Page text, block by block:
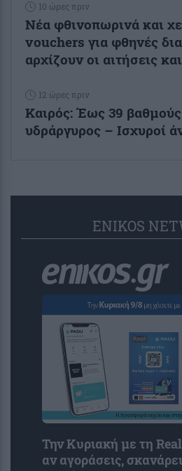
10 ώρες πριν
Νέα φθινοπωρινά και
vouchers για φθηνές
αρχίζουν οι αιτήσεις
12 ώρες πριν
Καιρός: Έως 39 βαθμούς
υδράργυρος – Ισχυροί
ENIKOS
Την Κυριακή με τη
αν αγοράσεις,